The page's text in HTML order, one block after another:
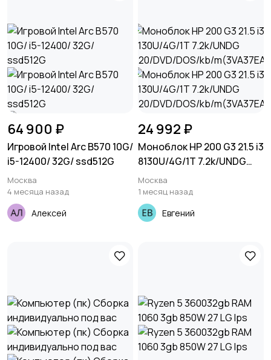
64 900 ₽
Игровой Intel Arc B570 10G/
i5-12400/ 32G/ ssd512G
Москва
4 месяца назад
Алексей
24 992 ₽
Моноблок HP 200 G3 21.5 i3
8130U/4G/1T 7.2k/UNDG
620/DVD/DOS/kb/m(3VA37
EA)
Москва
1 месяц назад
Евгений